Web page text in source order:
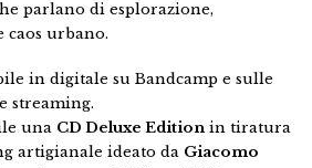
parlano di esplorazione,
caos urbano.
in digitale su Bandcamp e sulle
streaming.
una CD Deluxe Edition in tiratura
artigianale ideato da Giacomo